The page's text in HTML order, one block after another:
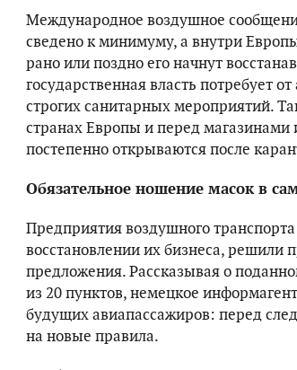
Международное воздушное
сведено к минимуму, а внутри
рано или поздно его начнут
государственная власть потребует
строгих санитарных мероприятий.
странах Европы и перед
постепенно открываются после
Обязательное ношение масок в
Предприятия воздушного
восстановлении их бизнеса, решили
предложения. Рассказывая о
из 20 пунктов, немецкое
будущих авиапассажиров: перед
на новые правила.